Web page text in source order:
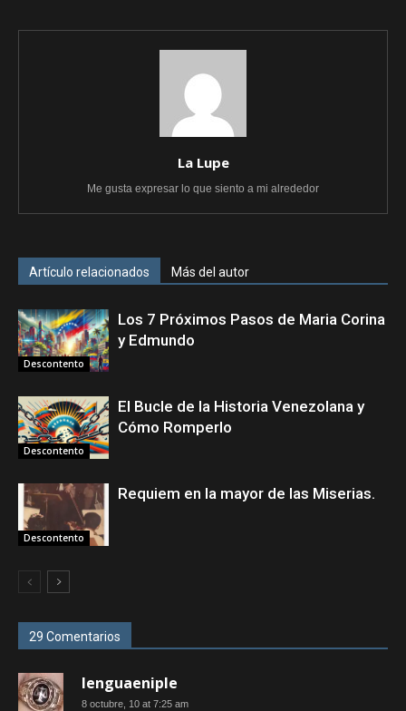
La Lupe
Me gusta expresar lo que siento a mi alrededor
Artículo relacionados Más del autor
Descontento
Los 7 Próximos Pasos de Maria Corina
y Edmundo
Descontento
El Bucle de la Historia Venezolana y
Cómo Romperlo
Descontento
Requiem en la mayor de las Miserias.
29 Comentarios
lenguaeniple
8 octubre, 10 at 7:25 am